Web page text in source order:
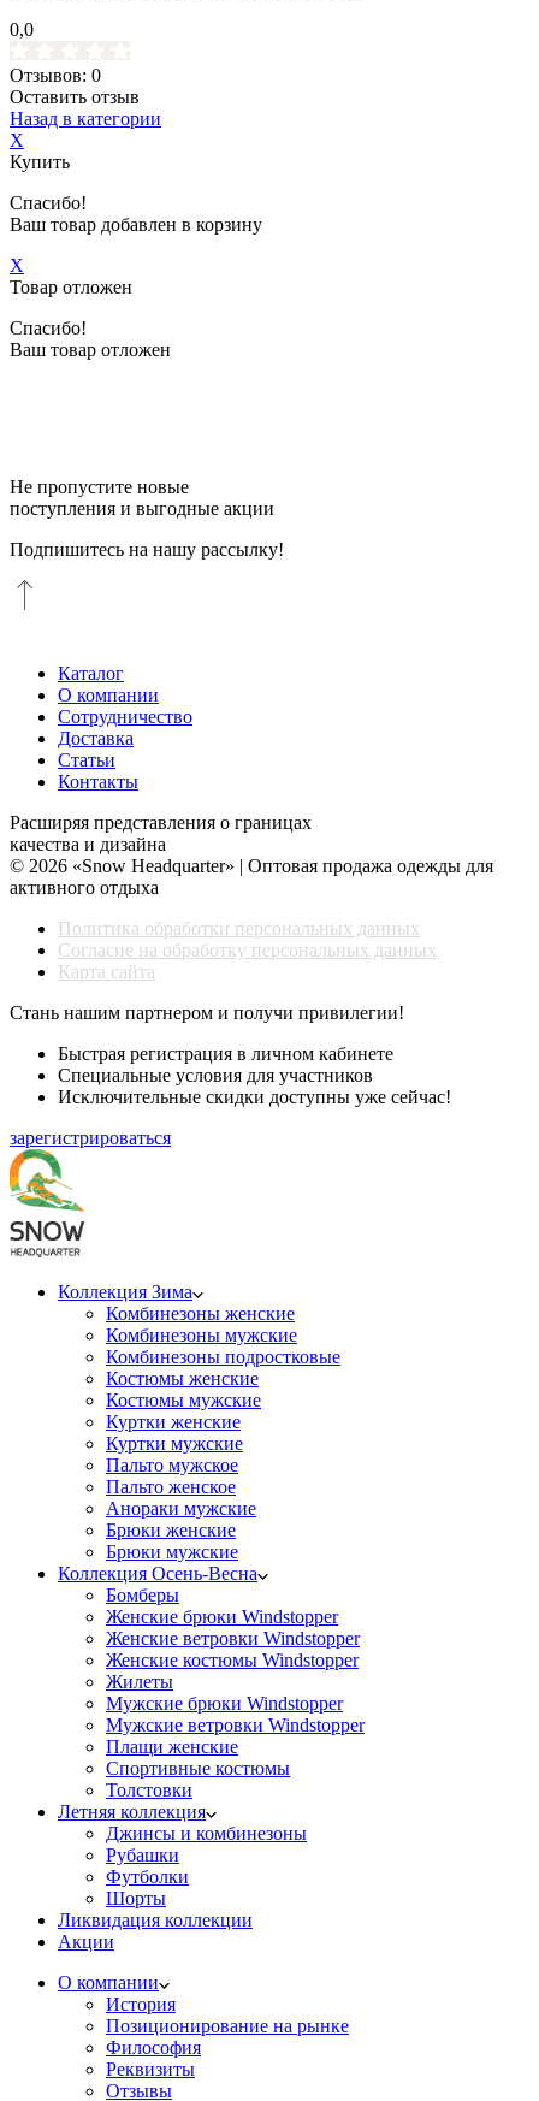
0,0
Отзывов: 0
Оставить отзыв
Назад в категории
X
Купить
Спасибо!
Ваш товар добавлен в корзину
X
Товар отложен
Спасибо!
Ваш товар отложен
Не пропустите новые
поступления и выгодные акции
Подпишитесь на нашу рассылку!
Каталог
О компании
Сотрудничество
Доставка
Статьи
Контакты
Расширяя представления о границах
качества и дизайна
© 2026 «Snow Headquarter» | Оптовая продажа одежды для
активного отдыха
Политика обработки персональных данных
Согласие на обработку персональных данных
Карта сайта
Стань нашим партнером и получи привилегии!
Быстрая регистрация в личном кабинете
Специальные условия для участников
Исключительные скидки доступны уже сейчас!
зарегистрироваться
Коллекция Зима
Комбинезоны женские
Комбинезоны мужские
Комбинезоны подростковые
Костюмы женские
Костюмы мужские
Куртки женские
Куртки мужские
Пальто мужское
Пальто женское
Анораки мужские
Брюки женские
Брюки мужские
Коллекция Осень-Весна
Бомберы
Женские брюки Windstopper
Женские ветровки Windstopper
Женские костюмы Windstopper
Жилеты
Мужские брюки Windstopper
Мужские ветровки Windstopper
Плащи женские
Спортивные костюмы
Толстовки
Летняя коллекция
Джинсы и комбинезоны
Рубашки
Футболки
Шорты
Ликвидация коллекции
Акции
О компании
История
Позиционирование на рынке
Философия
Реквизиты
Отзывы